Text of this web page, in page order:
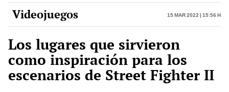
Videojuegos 15 Mar 2022 | 15:56 h
Los lugares que sirvieron
como inspiración para los
escenarios de Street Fighter II